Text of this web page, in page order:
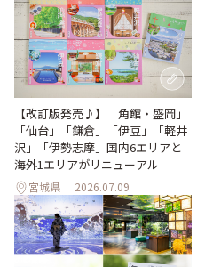
【改訂版発売♪】「角館・盛岡」
「仙台」「鎌倉」「伊豆」「軽井
沢」「伊勢志摩」国内6エリアと
海外1エリアがリニューアル
宮城県 2026.07.09